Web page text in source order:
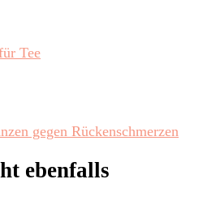
gegen Rückenschmerzen
ebenfalls